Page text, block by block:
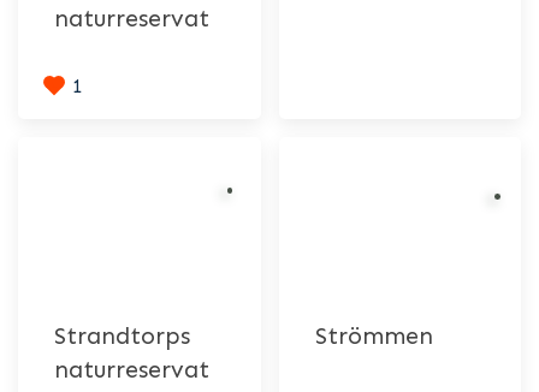
naturreservat
1
Strandtorps
naturreservat
Strömmen